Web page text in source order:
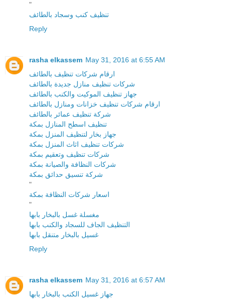
"
تنظيف كنب وسجاد بالطائف
Reply
rasha elkassem May 31, 2016 at 6:55 AM
ارقام شركات تنظيف بالطائف
شركات تنظيف منازل جديدة بالطائف
جهاز تنظيف الموكيت والكنب بالطائف
ارقام شركات تنظيف خزانات ومنازل بالطائف
شركة تنظيف عمائر بالطائف
تنظيف اسطح المنازل بمكة
جهاز بخار لتنظيف المنزل بمكة
شركات تنظيف اثاث المنزل بمكة
شركات تنظيف وتعقيم بمكة
شركات النظافة والصيانة بمكة
شركة تنسيق حدائق بمكة
"
اسعار شركات النظافة بمكة
"
مغسلة غسل بالبخار بابها
التنظيف الجاف للسجاد والكنب بابها
غسيل بالبخار متنقل بابها
Reply
rasha elkassem May 31, 2016 at 6:57 AM
جهاز غسيل الكنب بالبخار بابها